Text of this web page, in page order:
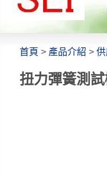
首頁 > 產品介紹 >
扭力彈簧測